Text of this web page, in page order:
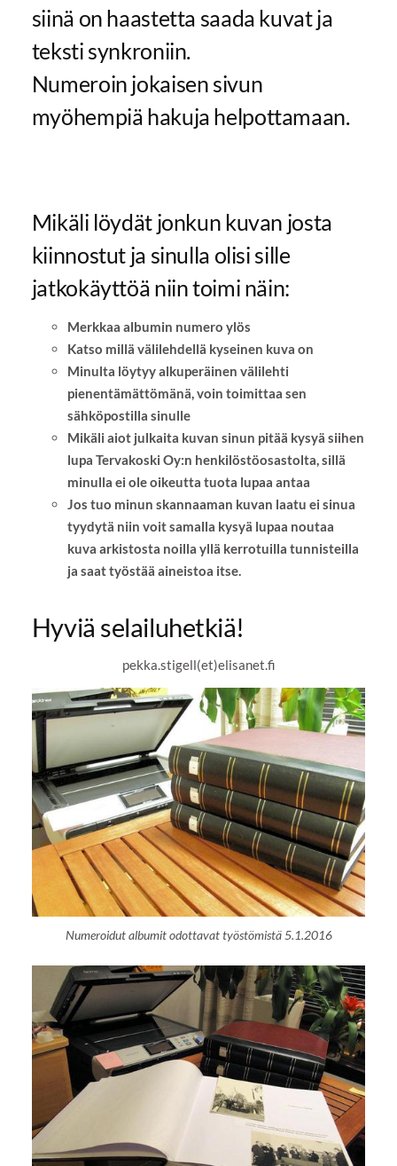
siinä on haastetta saada kuvat ja
teksti synkroniin.
Numeroin jokaisen sivun
myöhempiä hakuja helpottamaan.
Mikäli löydät jonkun kuvan josta
kiinnostut ja sinulla olisi sille
jatkokäyttöä niin toimi näin:
Merkkaa albumin numero ylös
Katso millä välilehdellä kyseinen kuva on
Minulta löytyy alkuperäinen välilehti
pienentämättömänä, voin toimittaa sen
sähköpostilla sinulle
Mikäli aiot julkaita kuvan sinun pitää kysyä siihen
lupa Tervakoski Oy:n henkilöstöosastolta, sillä
minulla ei ole oikeutta tuota lupaa antaa
Jos tuo minun skannaaman kuvan laatu ei sinua
tyydytä niin voit samalla kysyä lupaa noutaa
kuva arkistosta noilla yllä kerrotuilla tunnisteilla
ja saat työstää aineistoa itse.
Hyviä selailuhetkiä!
pekka.stigell(et)elisanet.fi
Numeroidut albumit odottavat työstömistä 5.1.2016